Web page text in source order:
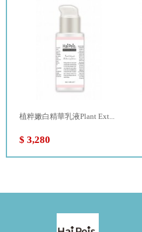
植粹嫩白精華乳液Plant Ext...
$ 3,280